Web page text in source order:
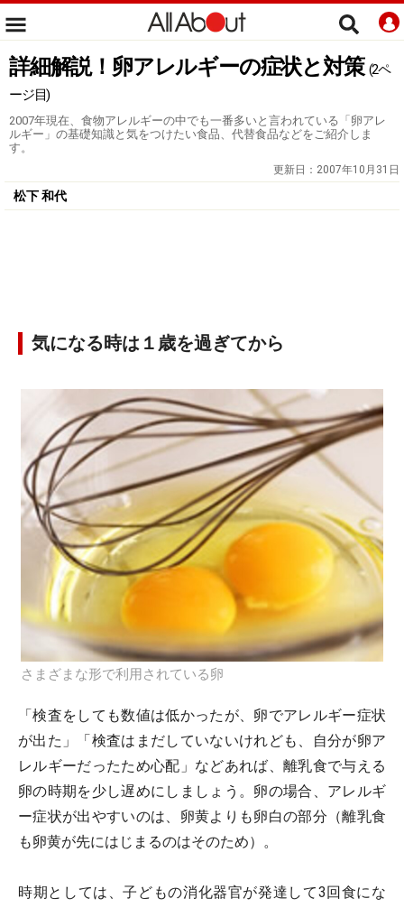
詳細解説！卵アレルギーの症状と対策 (2ペ
ージ目)
2007年現在、食物アレルギーの中でも一番多いと言われている「卵アレ
ルギー」の基礎知識と気をつけたい食品、代替食品などをご紹介しま
す。
更新日： 2007年10月31日
松下 和代
気になる時は１歳を過ぎてから
さまざまな形で利用されている卵
「検査をしても数値は低かったが、卵でアレルギー症状
が出た」「検査はまだしていないけれども、自分が卵ア
レルギーだったため心配」などあれば、離乳食で与える
卵の時期を少し遅めにしましょう。卵の場合、アレルギ
ー症状が出やすいのは、卵黄よりも卵白の部分（離乳食
も卵黄が先にはじまるのはそのため）。
時期としては、子どもの消化器官が発達して3回食にな